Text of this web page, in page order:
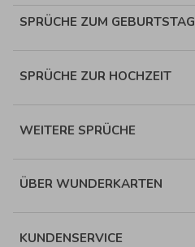
SPRÜCHE ZUM GEBURTSTAG
SPRÜCHE ZUR HOCHZEIT
WEITERE SPRÜCHE
ÜBER WUNDERKARTEN
KUNDENSERVICE